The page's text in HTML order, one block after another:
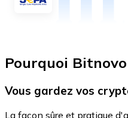
Pourquoi Bitnovo
Vous gardez vos
La façon sûre et pratique